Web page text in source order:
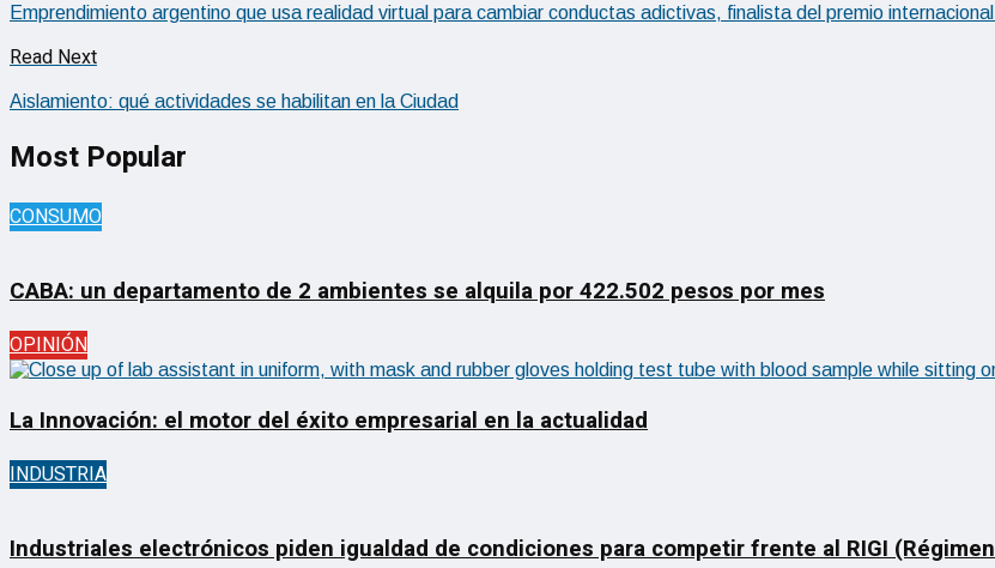
Emprendimiento argentino que usa realidad virtual para cambiar conductas adictivas, finalista del premio
Read Next
Aislamiento: qué actividades se habilitan en la Ciudad
Most Popular
CONSUMO
CABA: un departamento de 2 ambientes se alquila por 422.502 pesos por mes
OPINIÓN
La Innovación: el motor del éxito empresarial en la actualidad
INDUSTRIA
Industriales electrónicos piden igualdad de condiciones para competir frente al RIGI